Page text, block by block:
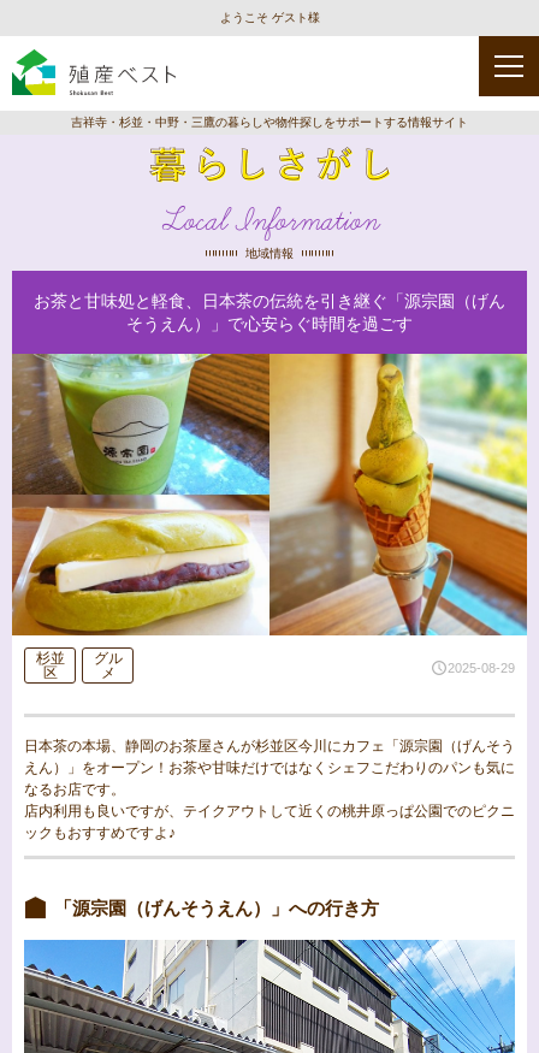
ようこそ ゲスト様
吉祥寺・杉並・中野・三鷹の暮らしや物件探しをサポートする情報サイト
Local Information
地域情報
お茶と甘味処と軽食、日本茶の伝統を引き継ぐ「源宗園（げん
そうえん）」で心安らぐ時間を過ごす
杉並
区
グル
メ
2025-08-29
日本茶の本場、静岡のお茶屋さんが杉並区今川にカフェ「源宗園（げんそう
えん）」をオープン！お茶や甘味だけではなくシェフこだわりのパンも気に
なるお店です。
店内利用も良いですが、テイクアウトして近くの桃井原っぱ公園でのピクニ
ックもおすすめですよ♪
「源宗園（げんそうえん）」への行き方